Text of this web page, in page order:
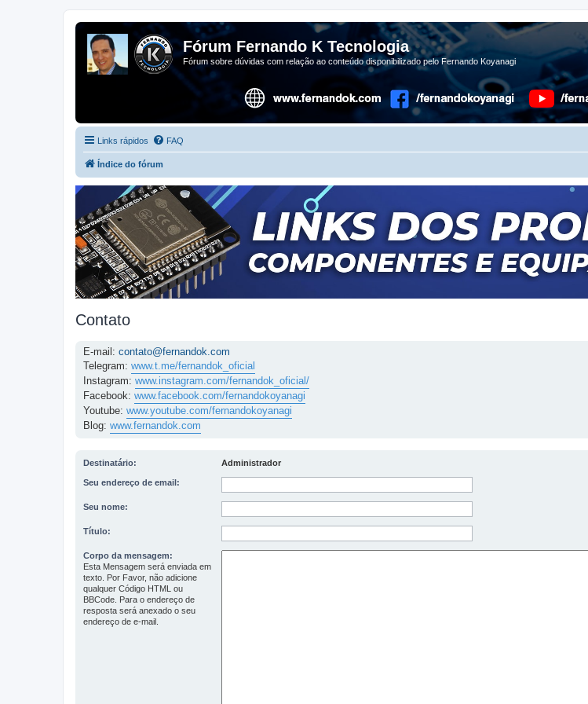
Fórum Fernando K Tecnologia
Fórum sobre dúvidas com relação ao conteúdo disponibilizado pelo Fernando Koyanagi
Links rápidos FAQ
Índice do fórum
Contato
E-mail: contato@fernandok.com
Telegram: www.t.me/fernandok_oficial
Instagram: www.instagram.com/fernandok_oficial/
Facebook: www.facebook.com/fernandokoyanagi
Youtube: www.youtube.com/fernandokoyanagi
Blog: www.fernandok.com
Destinatário: Administrador
Seu endereço de email:
Seu nome:
Título:
Corpo da mensagem:
Esta Mensagem será enviada em
texto. Por Favor, não adicione
qualquer Código HTML ou
BBCode. Para o endereço de
resposta será anexado o seu
endereço de e-mail.